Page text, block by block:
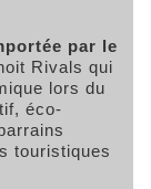
par le
Rivals qui
lors du
éco-
touristiques